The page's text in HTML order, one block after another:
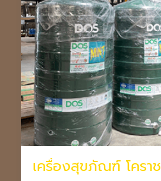
เครื่องสุขภัณฑ์ โคราช